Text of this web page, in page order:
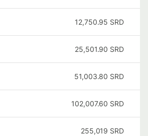
12,750.95 SRD
25,501.90 SRD
51,003.80 SRD
102,007.60 SRD
255,019 SRD